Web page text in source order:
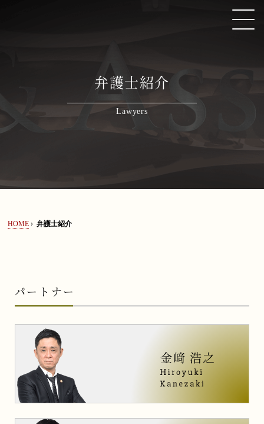
セミナー情報
弁護士法人ALGについて
0120-128-067
弁護士紹介
Lawyers
HOME › 弁護士紹介
パートナー
金﨑 浩之